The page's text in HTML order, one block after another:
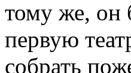
тому же, он
первую
собрать